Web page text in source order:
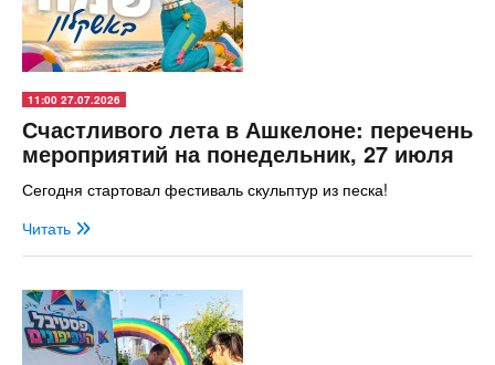
11:00 27.07.2026
Счастливого лета в Ашкелоне: перечень
мероприятий на понедельник, 27 июля
Сегодня стартовал фестиваль скульптур из песка!
Читать